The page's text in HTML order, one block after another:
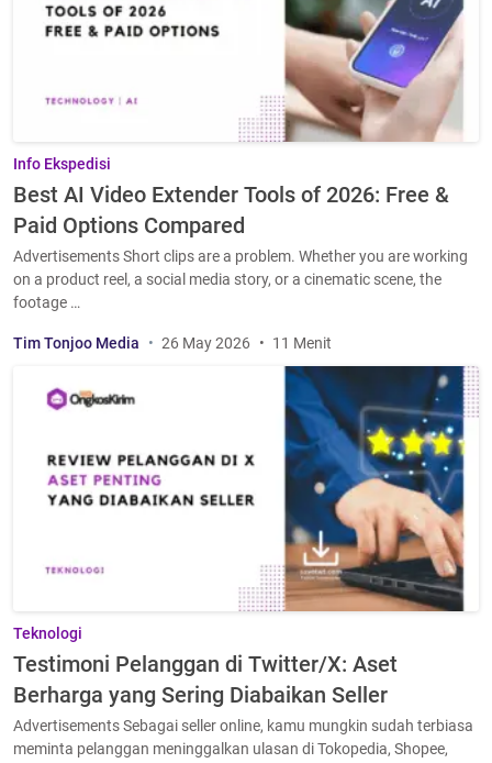
Info Ekspedisi
Best AI Video Extender Tools of 2026: Free &
Paid Options Compared
Advertisements Short clips are a problem. Whether you are working
on a product reel, a social media story, or a cinematic scene, the
footage …
Tim Tonjoo Media 26 May 2026 11 Menit
Teknologi
Testimoni Pelanggan di Twitter/X: Aset
Berharga yang Sering Diabaikan Seller
Advertisements Sebagai seller online, kamu mungkin sudah terbiasa
meminta pelanggan meninggalkan ulasan di Tokopedia, Shopee,